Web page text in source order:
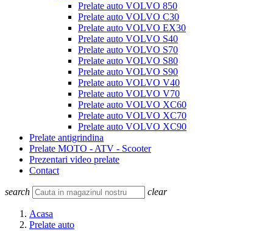
Prelate auto VOLVO 850
Prelate auto VOLVO C30
Prelate auto VOLVO EX30
Prelate auto VOLVO S40
Prelate auto VOLVO S70
Prelate auto VOLVO S80
Prelate auto VOLVO S90
Prelate auto VOLVO V40
Prelate auto VOLVO V70
Prelate auto VOLVO XC60
Prelate auto VOLVO XC70
Prelate auto VOLVO XC90
Prelate antigrindina
Prelate MOTO - ATV - Scooter
Prezentari video prelate
Contact
search clear
Acasa
Prelate auto